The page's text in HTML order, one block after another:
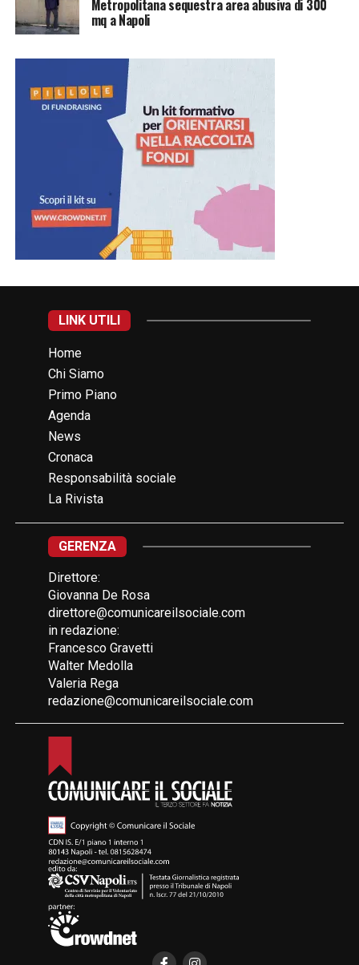
Metropolitana sequestra area abusiva di 300
mq a Napoli
LINK UTILI
Home
Chi Siamo
Primo Piano
Agenda
News
Cronaca
Responsabilità sociale
La Rivista
GERENZA
Direttore:
Giovanna De Rosa
direttore@comunicareilsociale.com
in redazione:
Francesco Gravetti
Walter Medolla
Valeria Rega
redazione@comunicareilsociale.com